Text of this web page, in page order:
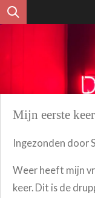
Ga
Mijn eerste
Ingezonden door
Weer heeft mijn
keer. Dit is de